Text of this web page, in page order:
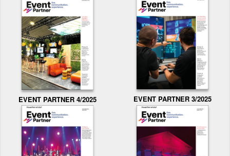
EVENT PARTNER 4/2025 EVENT PARTNER 3/2025